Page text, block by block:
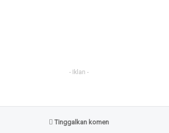
- Iklan -
Tinggalkan komen